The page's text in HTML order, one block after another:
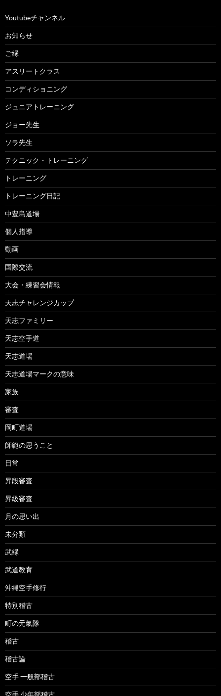
Youtubeチャンネル
お知らせ
ご縁
アスリートクラス
コンディショニング
ジュニアトレーニング
ジョー先生
ソラ先生
テクニック・トレーニング
トレーニング
トレーニング日記
中豊島道場
個人指導
動画
国際交流
大会・練習会情報
天志チャレンジカップ
天志ファミリー
天志空手道
天志道場
天志道場マークの意味
家族
審査
岡町道場
師範の思うこと
日常
昇段審査
昇級審査
月の思い出
未分類
武縁
武道教育
沖縄空手修行
特別稽古
町の元氣隊
稽古
稽古論
空手 一般部稽古
空手 少年部稽古